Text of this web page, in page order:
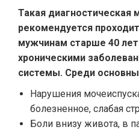
Такая диагностическая
рекомендуется
мужчинам старше 40
хроническими
системы. Среди
Нарушения
болезненное, слабая
Боли внизу живота, в